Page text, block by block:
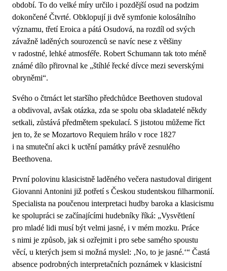
období. To do velké míry určilo i pozdější osud na podzim
dokončené Čtvrté. Obklopují ji dvě symfonie kolosálního
významu, třetí Eroica a pátá Osudová, na rozdíl od svých
závažně laděných sourozenců se navíc nese z většiny
v radostné, lehké atmosféře. Robert Schumann tak toto méně
známé dílo přirovnal ke „štíhlé řecké dívce mezi severskými
obryněmi“.
Svého o čtrnáct let staršího předchůdce Beethoven studoval
a obdivoval, avšak otázka, zda se spolu oba skladatelé někdy
setkali, zůstává předmětem spekulací. S jistotou můžeme říct
jen to, že se Mozartovo Requiem hrálo v roce 1827
i na smuteční akci k uctění památky právě zesnulého
Beethovena.
První polovinu klasicistně laděného večera nastudoval dirigent
Giovanni Antonini již potřetí s Českou studentskou filharmonií.
Specialista na poučenou interpretaci hudby baroka a klasicismu
ke spolupráci se začínajícími hudebníky říká: „Vysvětlení
pro mladé lidi musí být velmi jasné, i v mém mozku. Práce
s nimi je způsob, jak si ozřejmit i pro sebe samého spoustu
věcí, u kterých jsem si možná myslel: ‚No, to je jasné.‘“ Častá
absence podrobných interpretačních poznámek v klasicistní